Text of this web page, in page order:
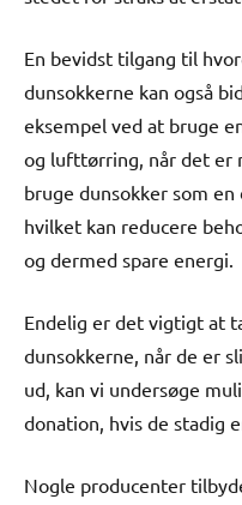
En bevidst tilgang til
dunsokkerne kan også
eksempel ved at bruge
og lufttørring, når det er
bruge dunsokker som
hvilket kan reducere
og dermed spare energi.
Endelig er det vigtigt at
dunsokkerne, når de er
ud, kan vi undersøge
donation, hvis de stadig
Nogle producenter